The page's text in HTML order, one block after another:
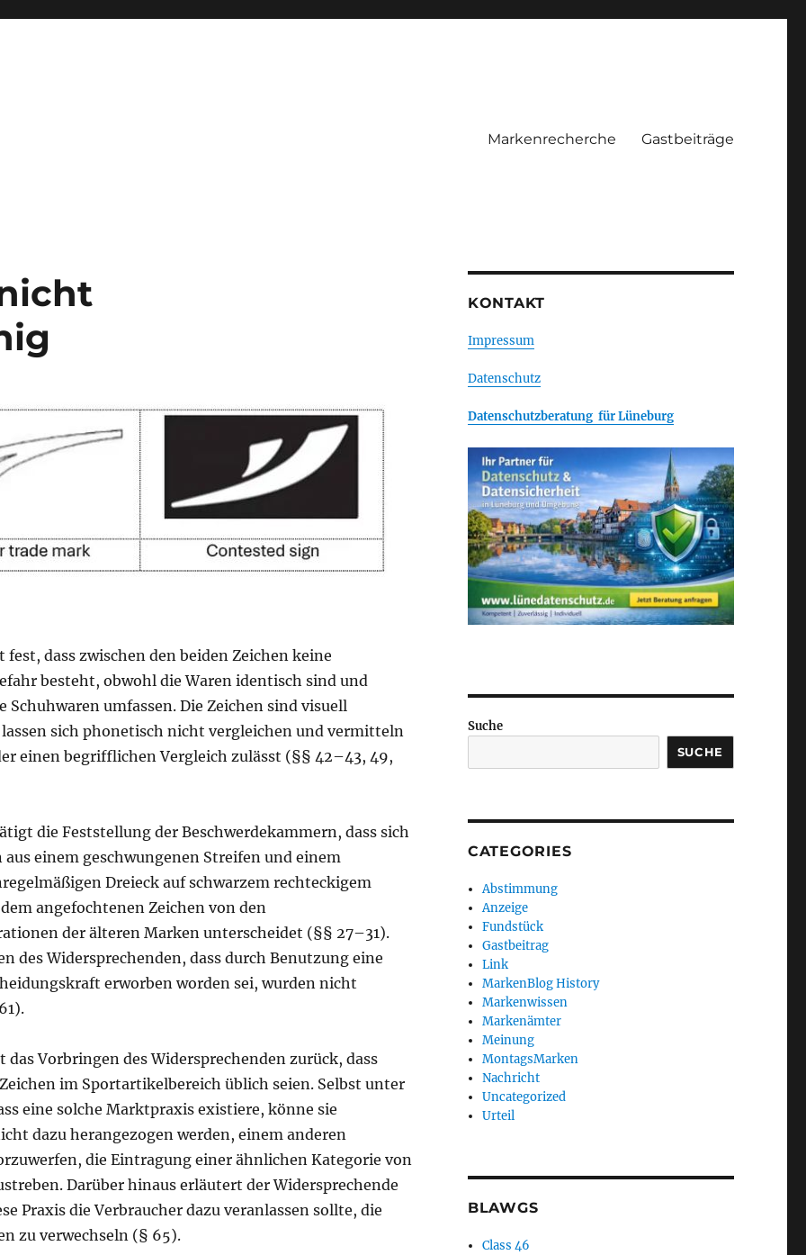
Markenrecherche Gastbeiträge
fest, dass zwischen den beiden Zeichen keine
besteht, obwohl die Waren identisch sind und
Schuhwaren umfassen. Die Zeichen sind visuell
sich phonetisch nicht vergleichen und vermitteln
einen begrifflichen Vergleich zulässt (§§ 42–43, 49,
die Feststellung der Beschwerdekammern, dass sich
einem geschwungenen Streifen und einem
Dreieck auf schwarzem rechteckigem
angefochtenen Zeichen von den
der älteren Marken unterscheidet (§§ 27–31).
des Widersprechenden, dass durch Benutzung eine
erworben worden sei, wurden nicht
das Vorbringen des Widersprechenden zurück, dass
im Sportartikelbereich üblich seien. Selbst unter
eine solche Marktpraxis existiere, könne sie
dazu herangezogen werden, einem anderen
die Eintragung einer ähnlichen Kategorie von
Darüber hinaus erläutert der Widersprechende
Praxis die Verbraucher dazu veranlassen sollte, die
zu verwechseln (§ 65).
KONTAKT
Impressum
Datenschutz
Datenschutzberatung für Lüneburg
Suche
SUCHE
CATEGORIES
Abstimmung
Anzeige
Fundstück
Gastbeitrag
Link
MarkenBlog History
Markenwissen
Markenämter
Meinung
MontagsMarken
Nachricht
Uncategorized
Urteil
BLAWGS
Class 46